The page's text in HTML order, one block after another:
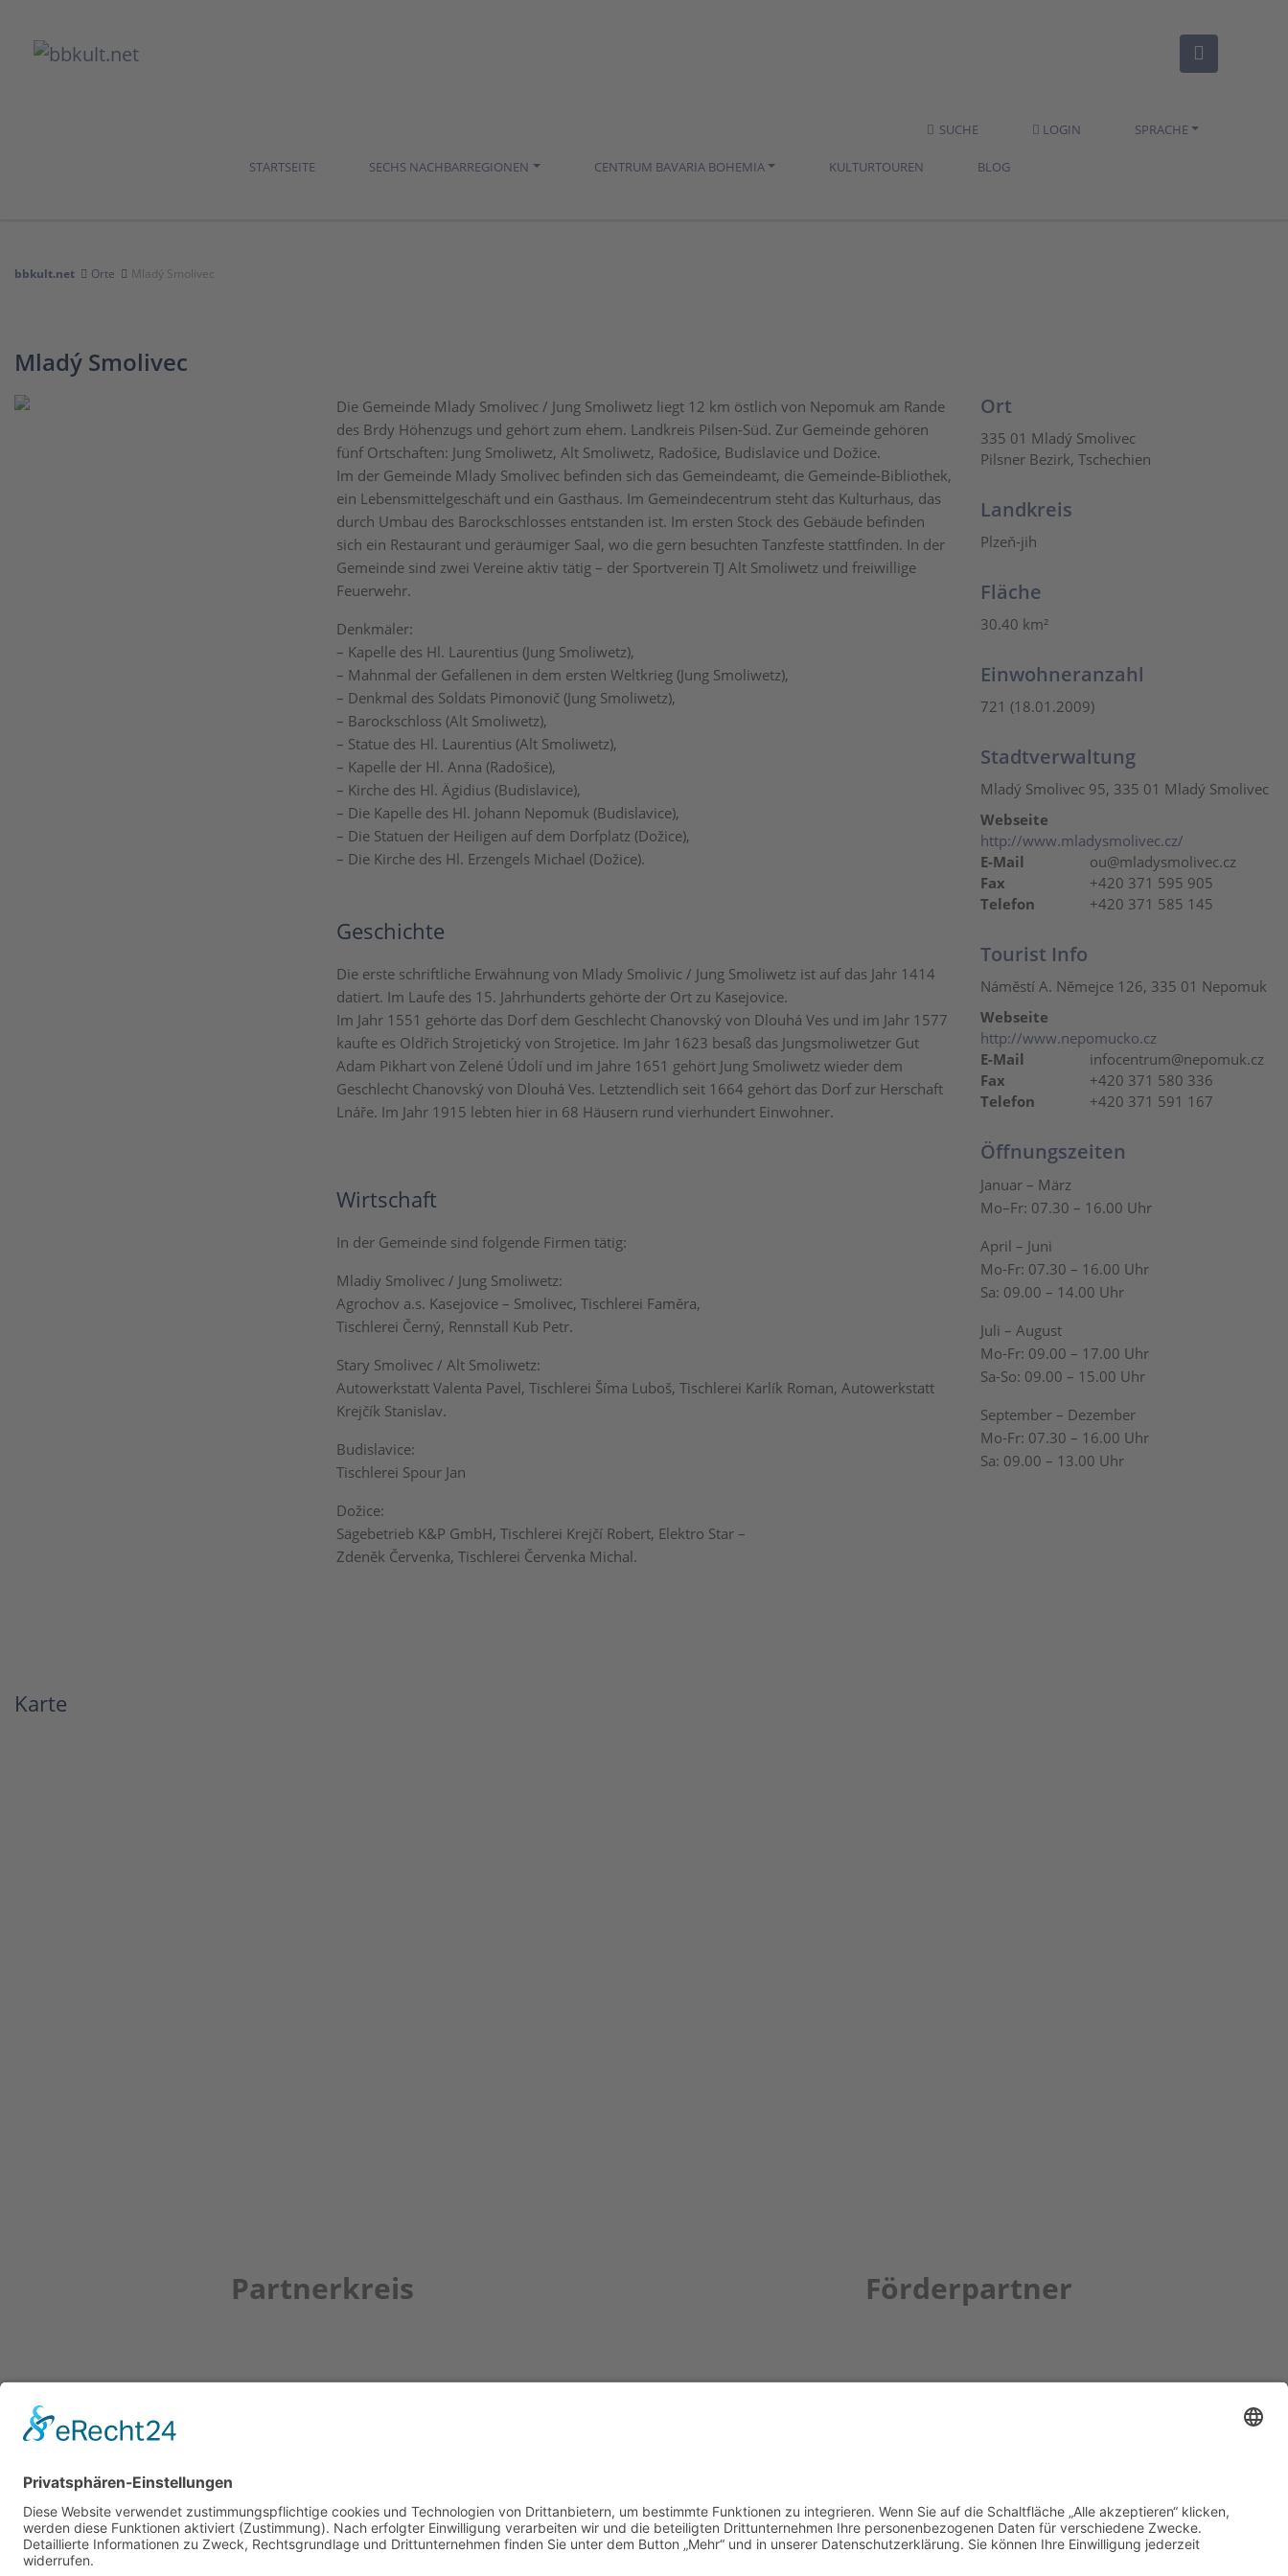
SUCHE LOGIN SPRACHE
STARTSEITE SECHS NACHBARREGIONEN CENTRUM BAVARIA BOHEMIA KULTURTOUREN BLOG
bbkult.net Orte Mladý Smolivec
Mladý Smolivec
Die Gemeinde Mlady Smolivec / Jung Smoliwetz liegt 12 km östlich von Nepomuk am Rande
des Brdy Höhenzugs und gehört zum ehem. Landkreis Pilsen-Süd. Zur Gemeinde gehören
fünf Ortschaften: Jung Smoliwetz, Alt Smoliwetz, Radošice, Budislavice und Dožice.
Im der Gemeinde Mlady Smolivec befinden sich das Gemeindeamt, die Gemeinde-Bibliothek,
ein Lebensmittelgeschäft und ein Gasthaus. Im Gemeindecentrum steht das Kulturhaus, das
durch Umbau des Barockschlosses entstanden ist. Im ersten Stock des Gebäude befinden
sich ein Restaurant und geräumiger Saal, wo die gern besuchten Tanzfeste stattfinden. In der
Gemeinde sind zwei Vereine aktiv tätig – der Sportverein TJ Alt Smoliwetz und freiwillige
Feuerwehr.
Denkmäler:
– Kapelle des Hl. Laurentius (Jung Smoliwetz),
– Mahnmal der Gefallenen in dem ersten Weltkrieg (Jung Smoliwetz),
– Denkmal des Soldats Pimonovič (Jung Smoliwetz),
– Barockschloss (Alt Smoliwetz),
– Statue des Hl. Laurentius (Alt Smoliwetz),
– Kapelle der Hl. Anna (Radošice),
– Kirche des Hl. Ägidius (Budislavice),
– Die Kapelle des Hl. Johann Nepomuk (Budislavice),
– Die Statuen der Heiligen auf dem Dorfplatz (Dožice),
– Die Kirche des Hl. Erzengels Michael (Dožice).
Geschichte
Die erste schriftliche Erwähnung von Mlady Smolivic / Jung Smoliwetz ist auf das Jahr 1414
datiert. Im Laufe des 15. Jahrhunderts gehörte der Ort zu Kasejovice.
Im Jahr 1551 gehörte das Dorf dem Geschlecht Chanovský von Dlouhá Ves und im Jahr 1577
kaufte es Oldřich Strojetický von Strojetice. Im Jahr 1623 besaß das Jungsmoliwetzer Gut
Adam Pikhart von Zelené Údolí und im Jahre 1651 gehört Jung Smoliwetz wieder dem
Geschlecht Chanovský von Dlouhá Ves. Letztendlich seit 1664 gehört das Dorf zur Herschaft
Lnáře. Im Jahr 1915 lebten hier in 68 Häusern rund vierhundert Einwohner.
Wirtschaft
In der Gemeinde sind folgende Firmen tätig:
Mladiy Smolivec / Jung Smoliwetz:
Agrochov a.s. Kasejovice – Smolivec, Tischlerei Faměra,
Tischlerei Černý, Rennstall Kub Petr.
Stary Smolivec / Alt Smoliwetz:
Autowerkstatt Valenta Pavel, Tischlerei Šíma Luboš, Tischlerei Karlík Roman, Autowerkstatt
Krejčík Stanislav.
Budislavice:
Tischlerei Spour Jan
Dožice:
Sägebetrieb K&P GmbH, Tischlerei Krejčí Robert, Elektro Star –
Zdeněk Červenka, Tischlerei Červenka Michal.
Ort
335 01 Mladý Smolivec
Pilsner Bezirk, Tschechien
Landkreis
Plzeň-jih
Fläche
30.40 km²
Einwohneranzahl
721 (18.01.2009)
Stadtverwaltung
Mladý Smolivec 95, 335 01 Mladý Smolivec
Webseite
http://www.mladysmolivec.cz/
E-Mail
ou@mladysmolivec.cz
Fax
+420 371 595 905
Telefon
+420 371 585 145
Tourist Info
Náměstí A. Němejce 126, 335 01 Nepomuk
Webseite
http://www.nepomucko.cz
E-Mail
infocentrum@nepomuk.cz
Fax
+420 371 580 336
Telefon
+420 371 591 167
Öffnungszeiten
Januar – März
Mo–Fr: 07.30 – 16.00 Uhr
April – Juni
Mo-Fr: 07.30 – 16.00 Uhr
Sa: 09.00 – 14.00 Uhr
Juli – August
Mo-Fr: 09.00 – 17.00 Uhr
Sa-So: 09.00 – 15.00 Uhr
September – Dezember
Mo-Fr: 07.30 – 16.00 Uhr
Sa: 09.00 – 13.00 Uhr
Karte
Partnerkreis Förderpartner
Newsletter
ZUR ANMELDUNG
Dr. Veronika Hofinger
Freyung 1, 92539 Schönsee
Tel.:+49 (0)9674 / 92 48 78